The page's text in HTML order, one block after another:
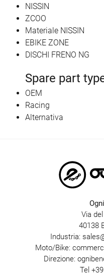
NISSIN
ZCOO
Materiale NISSIN
EBIKE ZONE
DISCHI FRENO NG
Spare part
OEM
Racing
Alternativa
Via
40138
Industria:
Moto/Bike:
Direzione:
Tel